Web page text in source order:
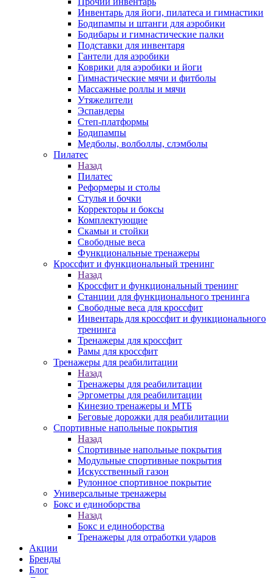
Инвентарь для йоги, пилатеса и гимнастики
Бодипампы и штанги для аэробики
Бодибары и гимнастические палки
Подставки для инвентаря
Гантели для аэробики
Коврики для аэробики и йоги
Гимнастические мячи и фитболы
Массажные роллы и мячи
Утяжелители
Эспандеры
Степ-платформы
Бодипампы
Медболы, волболлы, слэмболы
Пилатес
Назад
Пилатес
Реформеры и столы
Стулья и бочки
Корректоры и боксы
Комплектующие
Скамьи и стойки
Свободные веса
Функциональные тренажеры
Кроссфит и функциональный тренинг
Назад
Кроссфит и функциональный тренинг
Станции для функционального тренинга
Свободные веса для кроссфит
Инвентарь для кроссфит и функционального
тренинга
Тренажеры для кроссфит
Рамы для кроссфит
Тренажеры для реабилитации
Назад
Тренажеры для реабилитации
Эргометры для реабилитации
Кинезио тренажеры и МТБ
Беговые дорожки для реабилитации
Спортивные напольные покрытия
Назад
Спортивные напольные покрытия
Модульные спортивные покрытия
Искусственный газон
Рулонное спортивное покрытие
Универсальные тренажеры
Бокс и единоборства
Назад
Бокс и единоборства
Тренажеры для отработки ударов
Акции
Бренды
Блог